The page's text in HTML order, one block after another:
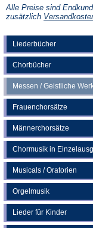
Liederbücher
Chorbücher
Messen / Geistliche
Frauenchorsätze
Männerchorsätze
Chormusik in
Musicals / Oratorien
Orgelmusik
Lieder für Kinder
Alle Preise sind
zusätzlich